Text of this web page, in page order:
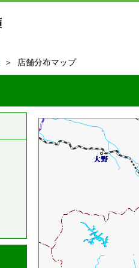
＞ 店舗分布マップ